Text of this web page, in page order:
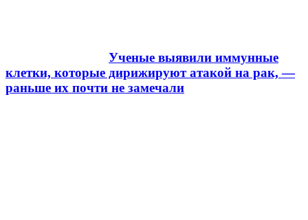
Ученые выявили иммунные
клетки, которые дирижируют атакой на рак, —
раньше их почти не замечали